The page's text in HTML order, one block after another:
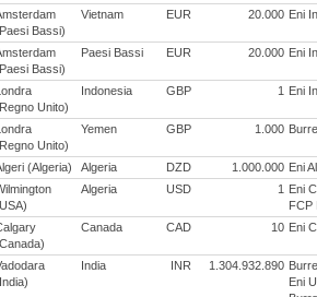
Bassi)
Vietnam EUR 20.000 Eni
Bassi)
Paesi Bassi EUR 20.000 Eni
Unito)
Indonesia GBP 1 Eni
Unito)
Yemen GBP 1.000
(Algeria) Algeria DZD 1.000.000 Eni
Algeria USD 1 Eni
FCP
Canada CAD 10 Eni
India INR 1.304.932.890
Eni